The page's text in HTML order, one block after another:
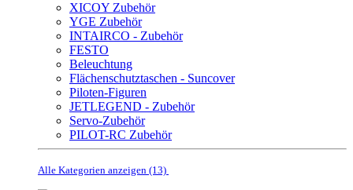
XICOY Zubehör
YGE Zubehör
INTAIRCO - Zubehör
FESTO
Beleuchtung
Flächenschutztaschen - Suncover
Piloten-Figuren
JETLEGEND - Zubehör
Servo-Zubehör
PILOT-RC Zubehör
Alle Kategorien anzeigen (13)